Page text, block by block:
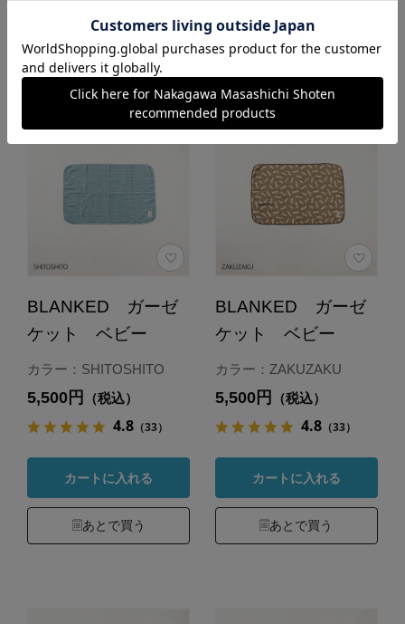
あとで買う
BLANKED ガーゼ
ケット ベビー
カラー：SHITOSHITO
5,500円 （税込）
4.8（33）
カートに入れる
あとで買う
BLANKED ガーゼ
ケット ベビー
カラー：ZAKUZAKU
5,500円 （税込）
4.8（33）
カートに入れる
あとで買う